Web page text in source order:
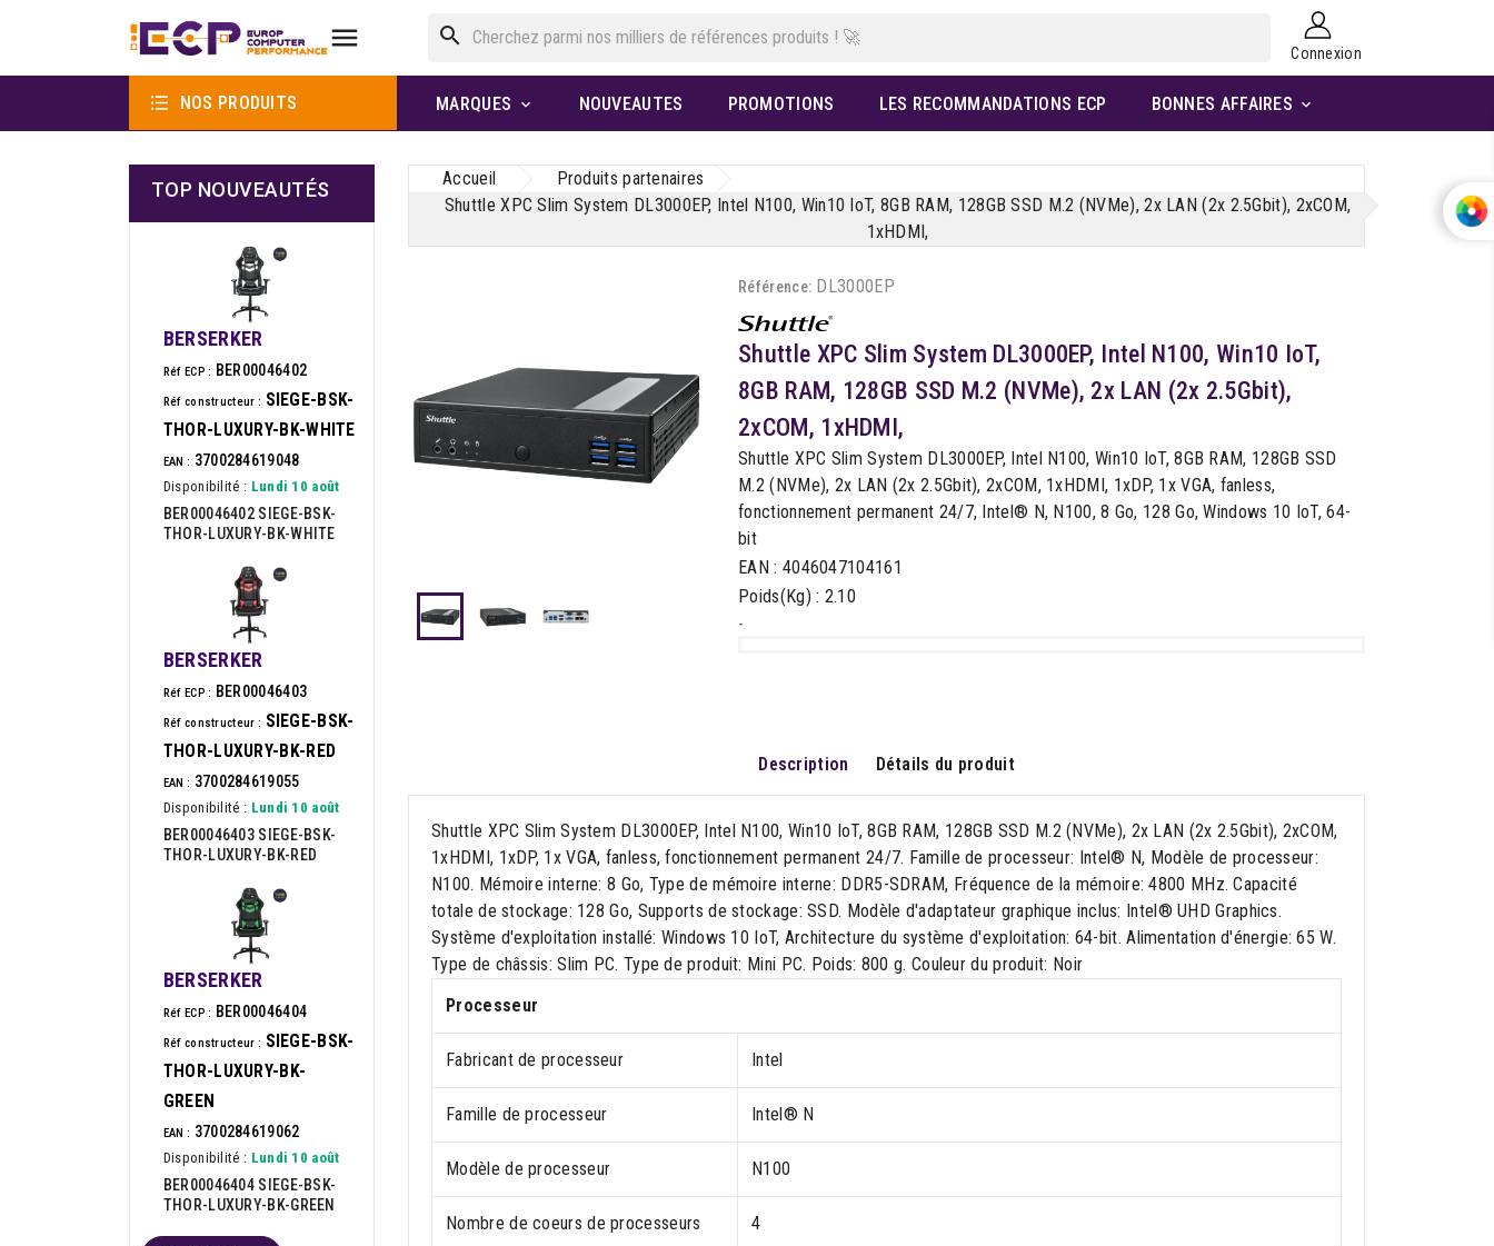
 search
Connexion
 NOS PRODUITS MARQUES  NOUVEAUTES PROMOTIONS LES RECOMMANDATIONS ECP BONNES AFFAIRES 
TOP NOUVEAUTÉS
BERSERKER
Réf ECP : BER00046402
Réf constructeur : SIEGE-BSK-
THOR-LUXURY-BK-WHITE
EAN : 3700284619048
Disponibilité : Lundi 10 août
BER00046402 SIEGE-BSK-
THOR-LUXURY-BK-WHITE
BERSERKER
Réf ECP : BER00046403
Réf constructeur : SIEGE-BSK-
THOR-LUXURY-BK-RED
EAN : 3700284619055
Disponibilité : Lundi 10 août
BER00046403 SIEGE-BSK-
THOR-LUXURY-BK-RED
BERSERKER
Réf ECP : BER00046404
Réf constructeur : SIEGE-BSK-
THOR-LUXURY-BK-
GREEN
EAN : 3700284619062
Disponibilité : Lundi 10 août
BER00046404 SIEGE-BSK-
THOR-LUXURY-BK-GREEN
Accueil
Produits partenaires
Shuttle XPC Slim System DL3000EP, Intel N100, Win10 IoT, 8GB RAM, 128GB SSD M.2 (NVMe), 2x LAN (2x 2.5Gbit), 2xCOM,
1xHDMI,
Référence: DL3000EP
Shuttle XPC Slim System DL3000EP, Intel N100, Win10 IoT,
8GB RAM, 128GB SSD M.2 (NVMe), 2x LAN (2x 2.5Gbit),
2xCOM, 1xHDMI,
Shuttle XPC Slim System DL3000EP, Intel N100, Win10 IoT, 8GB RAM, 128GB SSD
M.2 (NVMe), 2x LAN (2x 2.5Gbit), 2xCOM, 1xHDMI, 1xDP, 1x VGA, fanless,
fonctionnement permanent 24/7, Intel® N, N100, 8 Go, 128 Go, Windows 10 IoT, 64-
bit
EAN : 4046047104161
Poids(Kg) : 2.10
-
Description Détails du produit
Shuttle XPC Slim System DL3000EP, Intel N100, Win10 IoT, 8GB RAM, 128GB SSD M.2 (NVMe), 2x LAN (2x 2.5Gbit), 2xCOM,
1xHDMI, 1xDP, 1x VGA, fanless, fonctionnement permanent 24/7. Famille de processeur: Intel® N, Modèle de processeur:
N100. Mémoire interne: 8 Go, Type de mémoire interne: DDR5-SDRAM, Fréquence de la mémoire: 4800 MHz. Capacité
totale de stockage: 128 Go, Supports de stockage: SSD. Modèle d'adaptateur graphique inclus: Intel® UHD Graphics.
Système d'exploitation installé: Windows 10 IoT, Architecture du système d'exploitation: 64-bit. Alimentation d'énergie: 65 W.
Type de châssis: Slim PC. Type de produit: Mini PC. Poids: 800 g. Couleur du produit: Noir
Processeur
Fabricant de processeur Intel
Famille de processeur Intel® N
Modèle de processeur N100
Nombre de coeurs de processeurs 4